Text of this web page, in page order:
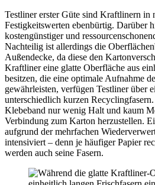
Testliner erster Güte sind Kraftlinern in
Festigkeitswerten ebenbürtig. Darüber
kostengünstiger und
Nachteilig ist allerdings die
Außendecke, da diese den
Kraftliner eine glatte Oberfläche aus
besitzen, die eine optimale Aufnahme
gewährleisten, verfügen Testliner über
unterschiedlich kurzen
Klebeband nur wenig Halt und kaum
Verbindung zum Karton herzustellen.
aufgrund der mehrfachen
intensiviert – denn je häufiger Papier
werden auch seine Fasern.